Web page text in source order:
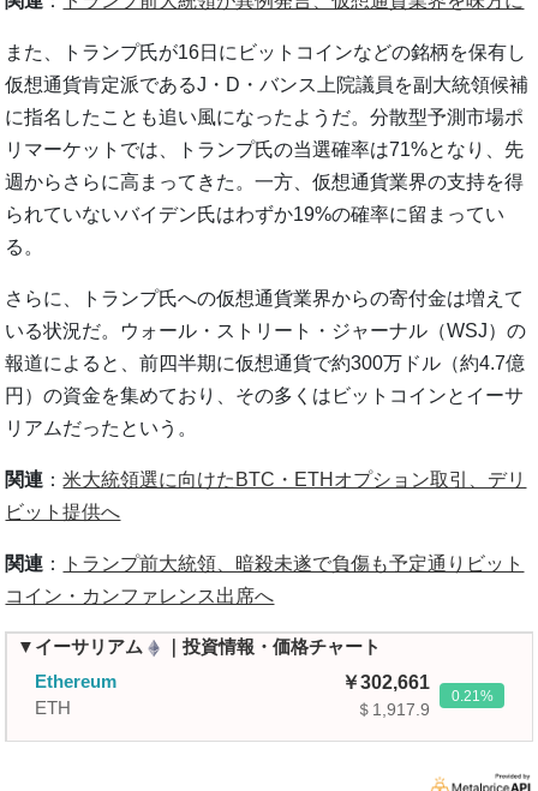
また、トランプ氏が16日にビットコインなどの銘柄を保有し
仮想通貨肯定派であるJ・D・バンス上院議員を副大統領候補
に指名したことも追い風になったようだ。分散型予測市場ポ
リマーケットでは、トランプ氏の当選確率は71%となり、先
週からさらに高まってきた。一方、仮想通貨業界の支持を得
られていないバイデン氏はわずか19%の確率に留まってい
る。
さらに、トランプ氏への仮想通貨業界からの寄付金は増えて
いる状況だ。ウォール・ストリート・ジャーナル（WSJ）の
報道によると、前四半期に仮想通貨で約300万ドル（約4.7億
円）の資金を集めており、その多くはビットコインとイーサ
リアムだったという。
関連 ：米大統領選に向けたBTC・ETHオプション取引、デリ
ビット提供へ
関連 ：
トランプ前大統領、暗殺未遂で負傷も予定通りビット
コイン・カンファレンス出席へ
▼イーサリアム
｜投資情報・価格チャート
Ethereum
ETH
302,661
＄1,917.9
0.21